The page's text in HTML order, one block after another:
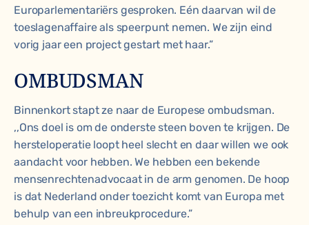
Europarlementariërs gesproken. Eén daarvan wil de
toeslagenaffaire als speerpunt nemen. We zijn eind
vorig jaar een project gestart met haar.”
OMBUDSMAN
Binnenkort stapt ze naar de Europese ombudsman.
,,Ons doel is om de onderste steen boven te krijgen. De
hersteloperatie loopt heel slecht en daar willen we ook
aandacht voor hebben. We hebben een bekende
mensenrechtenadvocaat in de arm genomen. De hoop
is dat Nederland onder toezicht komt van Europa met
behulp van een inbreukprocedure.”